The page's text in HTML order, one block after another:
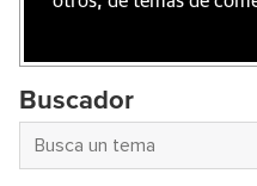
Buscador